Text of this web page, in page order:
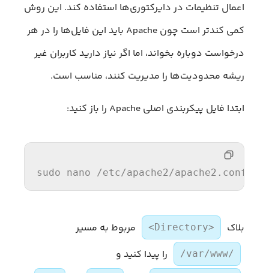
اعمال تنظیمات در دایرکتوری‌ها استفاده کند. این روش
کمی کندتر است چون Apache باید این فایل‌ها را در هر
درخواست دوباره بخواند، اما اگر نیاز دارید کاربران غیر
ریشه محدودیت‌ها را مدیریت کنند، مناسب است.
ابتدا فایل پیکربندی اصلی Apache را باز کنید:
sudo nano /etc/apache2/apache2.conf
بلاک <Directory> مربوط به مسیر
/var/www/ را پیدا کنید و